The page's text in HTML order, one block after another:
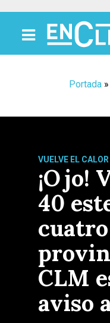
Portada »
VUELVE EL CALOR
¡Ojo!
40
cuatro
CLM
aviso